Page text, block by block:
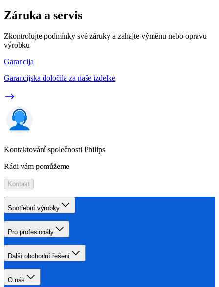
Záruka a servis
Zkontrolujte podmínky své záruky a zahajte výměnu nebo opravu
výrobku
Garancija
Garancijska določila za naše izdelke
Kontaktování společnosti Philips
Rádi vám pomůžeme
Kontakt
Spotřební výrobky
Pro profesionály
Další obchodní řešení
O nás